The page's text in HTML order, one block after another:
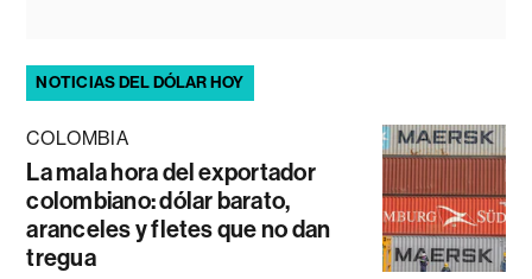
NOTICIAS DEL DÓLAR HOY
COLOMBIA
La mala hora del exportador
colombiano: dólar barato,
aranceles y fletes que no dan
tregua